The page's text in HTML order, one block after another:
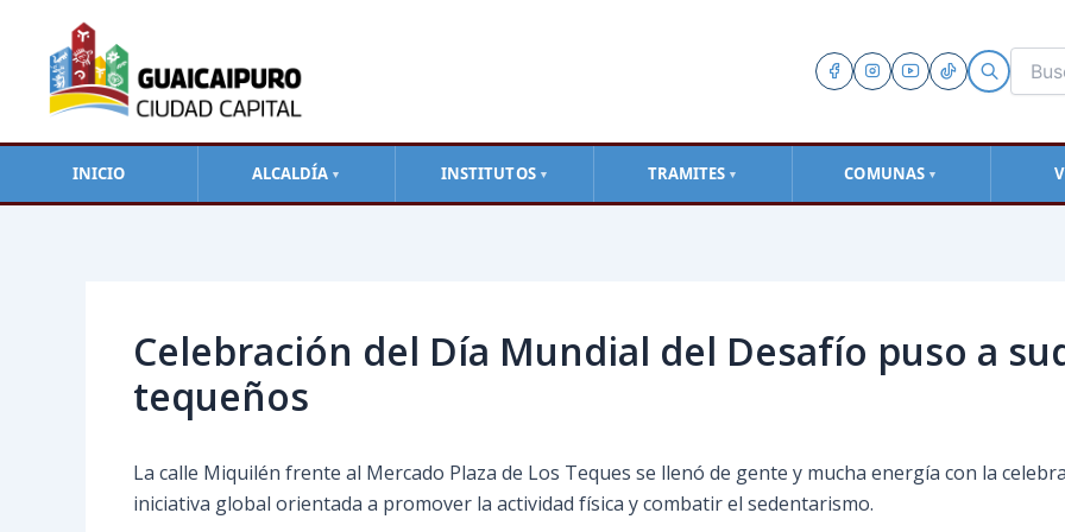
INICIO ALCALDÍA ▼ INSTITUTOS ▼ TRAMITES ▼ COMUNAS ▼
contenido
Celebración del Día Mundial del Desafío puso a
tequeños
La calle Miquilén frente al Mercado Plaza de Los Teques se llenó de gente y mucha energía con la
iniciativa global orientada a promover la actividad física y combatir el sedentarismo.